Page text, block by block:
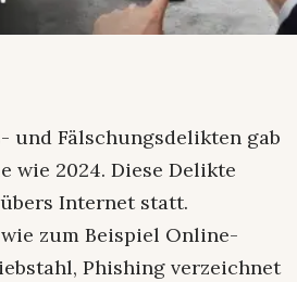
und Fälschungsdelikten gab
wie 2024. Diese Delikte
Internet statt.
zum Beispiel Online-
Phishing verzeichnet